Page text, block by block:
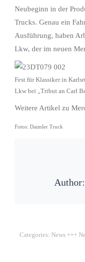
Neubeginn in der
Trucks. Genau ein
Ausführung, haben
Lkw, der im neuen
Fest für Klassiker in
Lkw bei „Tribut an Carl
Weitere Artikel zu
Fotos: Daimler Truck
Author:
Categories: News +++